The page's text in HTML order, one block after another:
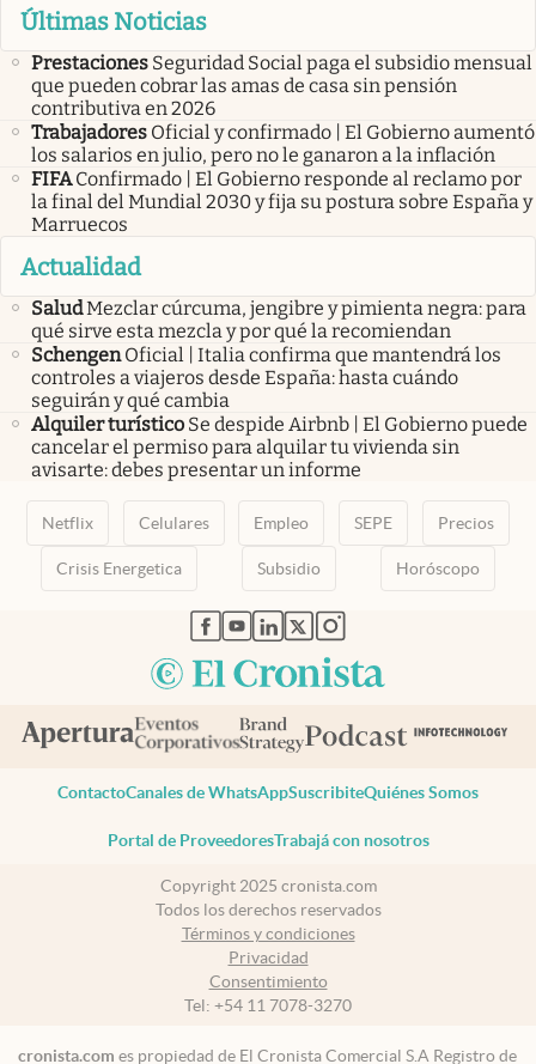
Últimas Noticias
Prestaciones Seguridad Social paga el subsidio mensual
que pueden cobrar las amas de casa sin pensión
contributiva en 2026
Trabajadores Oficial y confirmado | El Gobierno aumentó
los salarios en julio, pero no le ganaron a la inflación
FIFA Confirmado | El Gobierno responde al reclamo por
la final del Mundial 2030 y fija su postura sobre España y
Marruecos
Actualidad
SaludMezclar cúrcuma, jengibre y pimienta negra: para
qué sirve esta mezcla y por qué la recomiendan
Schengen Oficial | Italia confirma que mantendrá los
controles a viajeros desde España: hasta cuándo
seguirán y qué cambia
Alquiler turístico Se despide Airbnb | El Gobierno puede
cancelar el permiso para alquilar tu vivienda sin
avisarte: debes presentar un informe
Netflix Celulares Empleo SEPE Precios
Crisis Energetica Subsidio Horóscopo
abre en nueva pestaña
abre en nueva pestaña
abre en nueva pestaña
abre en nueva pestaña
abre en nueva pestaña
ContactoCanales de WhatsAppSuscribiteQuiénes Somos
Portal de ProveedoresTrabajá con nosotros
Copyright 2025 cronista.com
Todos los derechos reservados
Términos y condiciones
Privacidad
Consentimiento
Tel: +54 11 7078-3270
cronista.com es propiedad de El Cronista Comercial S.A Registro de